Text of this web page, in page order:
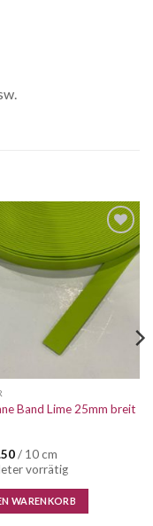
Auf die
Wunschliste
Band Lime 25mm breit
/ 10 cm
vorrätig
WARENKORB